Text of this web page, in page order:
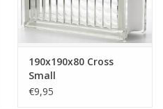
190x190x80 Cross
Small
€9,95